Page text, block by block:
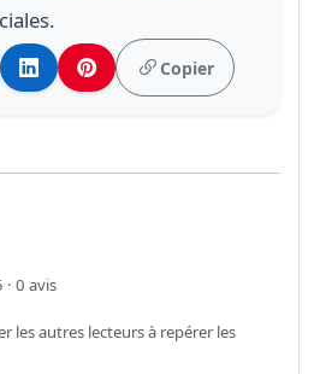
Copier
·0 avis
les autres lecteurs à repérer les